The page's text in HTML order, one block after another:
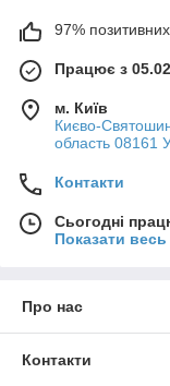
97% позитивних
Працює з
м. Київ
Києво-
область 08161
Контакти
Сьогодні
Показати
Про нас
Контакти